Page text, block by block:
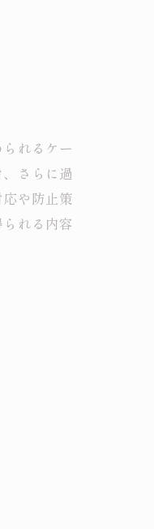
れるケー
さらに過
や防止策
れる内容